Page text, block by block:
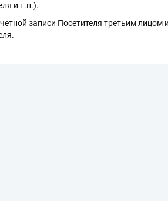
и т.п.).
записи Посетителя третьим